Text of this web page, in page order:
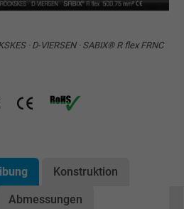
· D-VIERSEN · SABIX® R flex FRNC
Konstruktion
Abmessungen